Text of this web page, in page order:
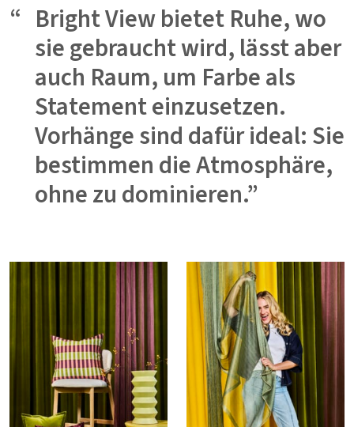
Bright View bietet Ruhe, wo
sie gebraucht wird, lässt aber
auch Raum, um Farbe als
Statement einzusetzen.
Vorhänge sind dafür ideal: Sie
bestimmen die Atmosphäre,
ohne zu dominieren.